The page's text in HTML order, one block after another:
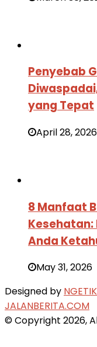
Penyebab
yang Tepat
April 28, 2026
8 Manfaat
Kesehatan:
Anda
May 31, 2026
Designed by
JALANBERITA.COM
© Copyright 2026,